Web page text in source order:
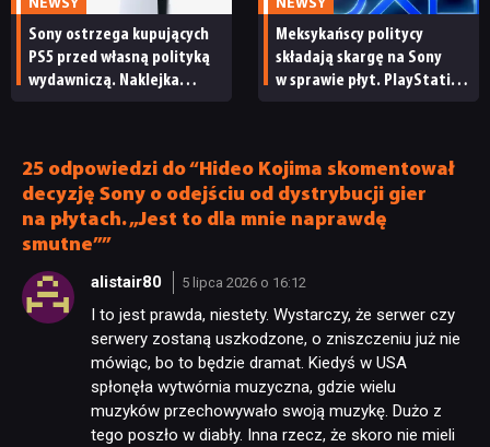
NEWSY
Sony ostrzega kupujących
PS5 przed własną polityką
wydawniczą. Naklejka
NEWSY
Meksykańscy politycy
składają skargę na Sony
w sprawie płyt. PlayStation
25 odpowiedzi do “Hideo Kojima skomentował
decyzję Sony o odejściu od dystrybucji gier
na płytach. „Jest to dla mnie naprawdę
smutne””
alistair80 5 lipca 2026 o 16:12
I to jest prawda, niestety. Wystarczy, że serwer czy
serwery zostaną uszkodzone, o zniszczeniu już nie
mówiąc, bo to będzie dramat. Kiedyś w USA
spłonęła wytwórnia muzyczna, gdzie wielu
muzyków przechowywało swoją muzykę. Dużo z
tego poszło w diabły. Inna rzecz, że skoro nie mieli